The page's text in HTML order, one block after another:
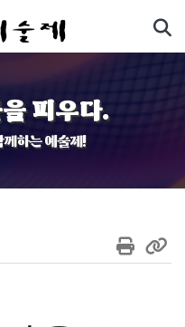
피우다.
하는 예술제!